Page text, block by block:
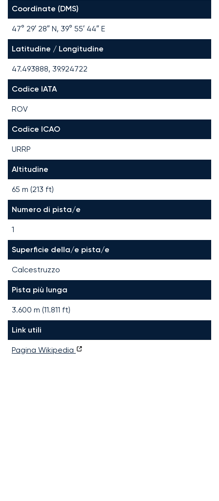
Coordinate (DMS)
47° 29′ 28″ N, 39° 55′ 44″ E
Latitudine / Longitudine
47.493888, 39.924722
Codice IATA
ROV
Codice ICAO
URRP
Altitudine
65 m (213 ft)
Numero di pista/e
1
Superficie della/e pista/e
Calcestruzzo
Pista più lunga
3.600 m (11.811 ft)
Link utili
Pagina Wikipedia